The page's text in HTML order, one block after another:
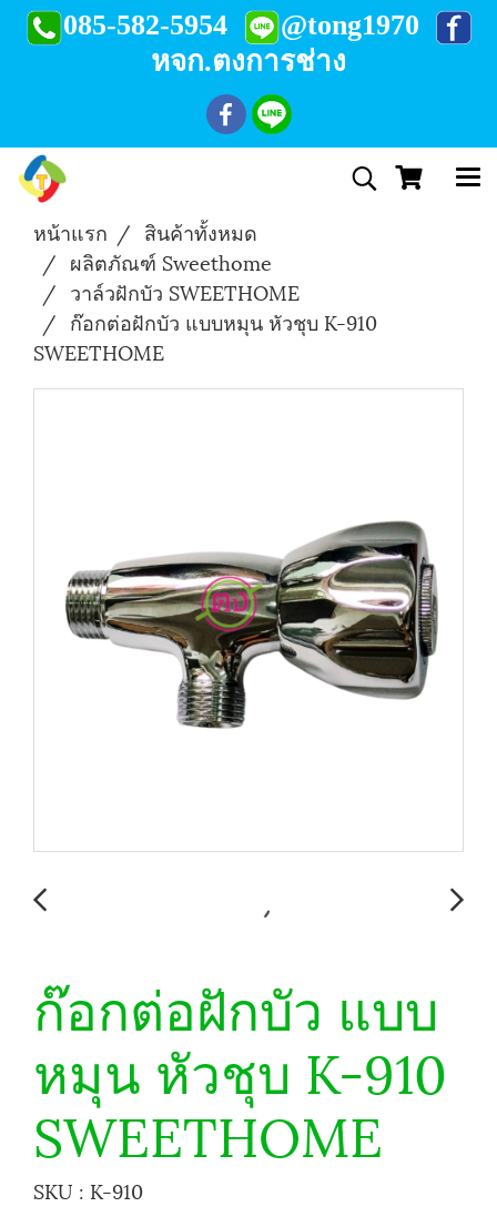
085-582-5954
@tong1970
หจก.ตงการช่าง
หน้าแรก
สินค้าทั้งหมด
ผลิตภัณฑ์ Sweethome
วาล์วฝักบัว SWEETHOME
ก๊อกต่อฝักบัว แบบหมุน หัวชุบ K-910
SWEETHOME
ก๊อกต่อฝักบัว แบบ
หมุน หัวชุบ K-910
SWEETHOME
SKU : K-910